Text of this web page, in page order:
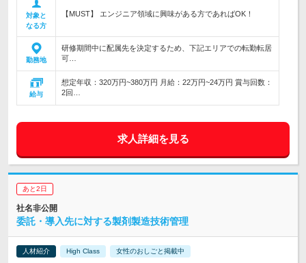
対象と
なる方
【MUST】 エンジニア領域に興味がある方であればOK！
勤務地
研修期間中に配属先を決定するため、下記エリアでの転勤転居
可…
給与
想定年収：320万円~380万円 月給：22万円~24万円 賞与回数：
2回…
求人詳細を見る
あと2日
社名非公開
委託・導入先に対する製剤製造技術管理
人材紹介 High Class 女性のおしごと掲載中